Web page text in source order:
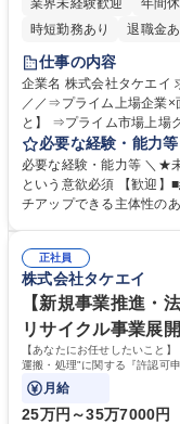
業界未経験歓迎
年間
時短勤務あり
退職金あ
仕事の内容
企業名 株式会社タケエイ 求人名 【東京・港区/経理】＼＼★未経験OK★
／／⇒プライム上場企業×面接1回！ 仕事の内容 【
と】 ⇒プライム市場上場
【具体的には…?】⇒会計
【将来的には…?】 ⇒年次
示業務の経験も。 【入社
り、実務は先輩の横につ
★／／⇒プライム上場企業
必要な経験・能力等
必要な経験・能力等 ＼★
という意欲必須 【歓迎】
チアップできる主体性のある方 【働き方】 ■残業：月平均
きに関係なく、実力に応じて
学歴：大学院 大学 高専
3級
正社員
株式会社タケエイ
【新規事業推進・
リサイクル事業展
【あなたにお任せしたいこと
運搬・処理"に関する『許認可
を担う重要なポジションです。
月給
25万円～35万7000円